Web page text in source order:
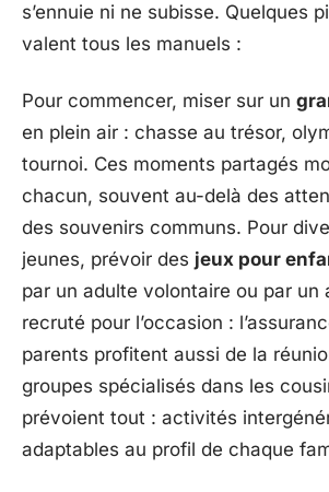
s’ennuie ni ne subisse. Quelques
valent tous les manuels :
Pour commencer, miser sur un
en plein air : chasse au trésor,
tournoi. Ces moments partagés
chacun, souvent au-delà des
des souvenirs communs. Pour
jeunes, prévoir des jeux pour
par un adulte volontaire ou par un
recruté pour l’occasion :
parents profitent aussi de la
groupes spécialisés dans les
prévoient tout : activités
adaptables au profil de chaque